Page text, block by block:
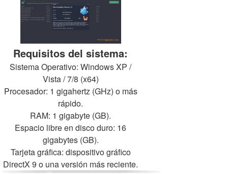
Requisitos del sistema:
Sistema Operativo: Windows XP /
Vista / 7/8 (x64)
Procesador: 1 gigahertz (GHz) o más
rápido.
RAM: 1 gigabyte (GB).
Espacio libre en disco duro: 16
gigabytes (GB).
Tarjeta gráfica: dispositivo gráfico
DirectX 9 o una versión más reciente.